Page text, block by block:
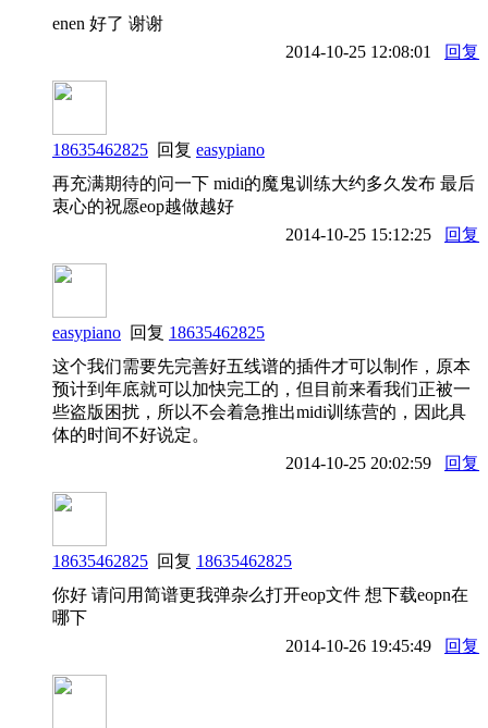
enen 好了 谢谢
2014-10-25 12:08:01
回复
18635462825 回复 easypiano
再充满期待的问一下 midi的魔鬼训练大约多久发布 最后
衷心的祝愿eop越做越好
2014-10-25 15:12:25
回复
easypiano 回复 18635462825
这个我们需要先完善好五线谱的插件才可以制作，原本
预计到年底就可以加快完工的，但目前来看我们正被一
些盗版困扰，所以不会着急推出midi训练营的，因此具
体的时间不好说定。
2014-10-25 20:02:59
回复
18635462825 回复 18635462825
你好 请问用简谱更我弹杂么打开eop文件 想下载eopn在
哪下
2014-10-26 19:45:49
回复